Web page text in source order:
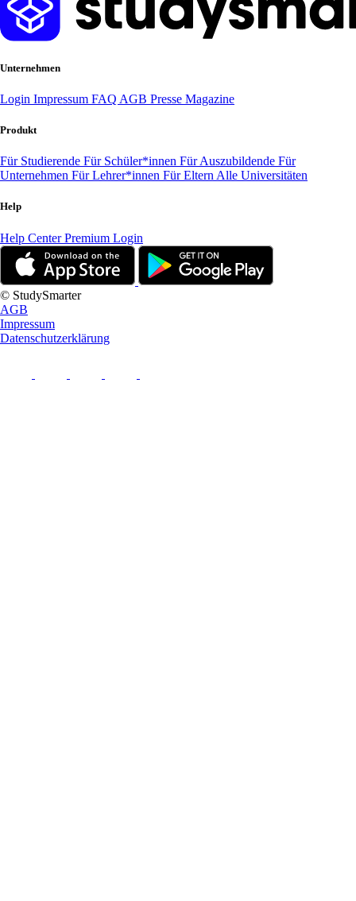
Unternehmen
Login Impressum FAQ AGB Presse Magazine
Produkt
Für Studierende Für Schüler*innen Für Auszubildende Für
Unternehmen Für Lehrer*innen Für Eltern Alle Universitäten
Help
Help CenterPremium Login
© StudySmarter
AGB
Impressum
Datenschutzerklärung